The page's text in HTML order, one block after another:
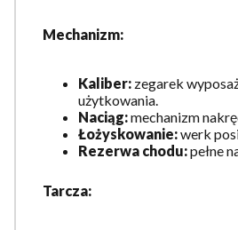
Mechanizm:
Kaliber: zegarek
użytkowania.
Naciąg:mechanizm
Łożyskowanie:werk
Rezerwa chodu:pełne
Tarcza: